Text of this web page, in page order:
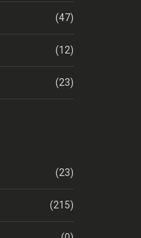
(47)
(12)
(23)
(23)
(215)